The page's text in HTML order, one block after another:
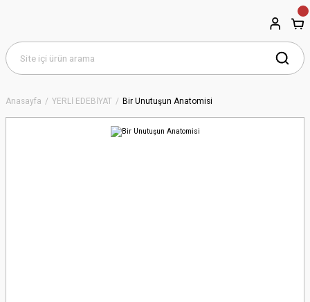
Anasayfa YERLİ EDEBİYAT Bir Unutuşun Anatomisi